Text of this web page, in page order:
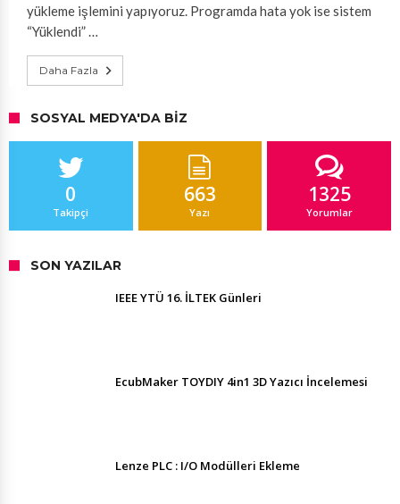
yükleme işlemini yapıyoruz. Programda hata yok ise sistem
“Yüklendi” …
Daha Fazla
SOSYAL MEDYA'DA BIZ
0
Takipçi
663
Yazı
1325
Yorumlar
SON YAZILAR
IEEE YTÜ 16. İLTEK Günleri
EcubMaker TOYDIY 4in1 3D Yazıcı İncelemesi
Lenze PLC : I/O Modülleri Ekleme